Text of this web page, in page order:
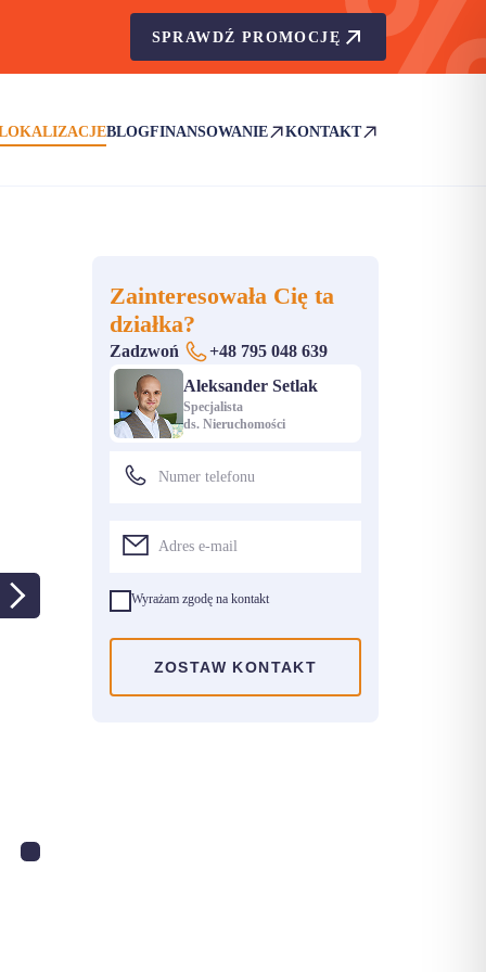
SPRAWDŹ PROMOCJĘ
BLOGFINANSOWANIE
(OTWIERA SIĘ W NOWEJ KARCIE)
KONTAKT
(OTWIERA SIĘ W NOWEJ
Zainteresowała Cię ta
działka?
Zadzwoń
+48 795 048 639
Aleksander Setlak
Specjalista
ds. Nieruchomości
Wyrażam zgodę na kontakt